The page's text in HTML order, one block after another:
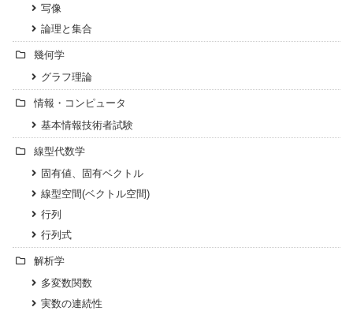
写像
論理と集合
幾何学
グラフ理論
情報・コンピュータ
基本情報技術者試験
線型代数学
固有値、固有ベクトル
線型空間(ベクトル空間)
行列
行列式
解析学
多変数関数
実数の連続性